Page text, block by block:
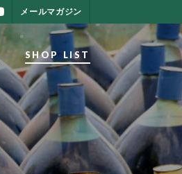
メールマガジン
SHOP LIST